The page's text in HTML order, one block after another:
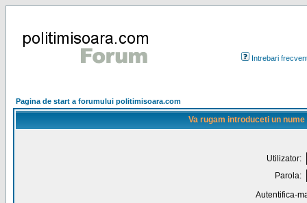
Intrebari
Pagina de start a forumului politimisoara.com
Va rugam introduceti un
Utilizator:
Parola:
Autentifica-